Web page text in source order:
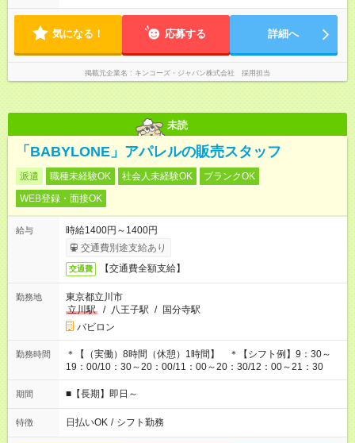
気になる！ 応募する 詳細へ
掲載元企業名 キンコーズ・ジャパン株式会社 採用担当
未読
「BABYLONE」アパレルの販売スタッフ
派遣 職種未経験OK 社会人未経験OK
ブランクOK
WEB登録・面接OK
給与
時給1400円～1400円
交通費別途支給あり
交通費 【交通費全額支給】
勤務地
東京都立川市
立川駅
/ 八王子駅 / 国分寺駅
バビロン
勤務時間
＊【（実働）8時間（休憩）1時間】 ＊【シフト例】9：30～
19：00/10：30～20：00/11：00～20：30/12：00～21：30
期間 ■【長期】即日～
特徴 日払いOK / シフト勤務